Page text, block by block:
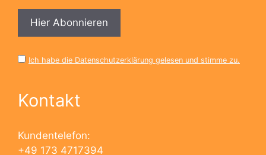
Ich habe die Datenschutzerklärung gelesen und stimme zu.
Kontakt
Kundentelefon:
+49 173 4717394